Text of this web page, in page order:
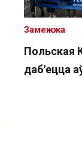
Польская
даб'ецца
Замежжа